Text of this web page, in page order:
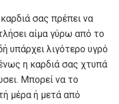
σας πρέπει να
αίμα γύρω από το
υπάρχει λιγότερο υγρό
η καρδιά σας χτυπά
Μπορεί να το
μέρα ή μετά από